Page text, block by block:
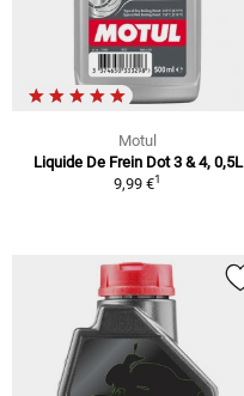
Motul
Liquide De Frein Dot 3 & 4, 0,5L
9,99 €1